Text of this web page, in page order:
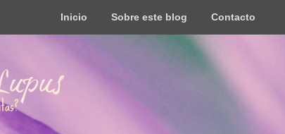
Inicio Sobre este blog Contacto
todo tipo de información y recursos